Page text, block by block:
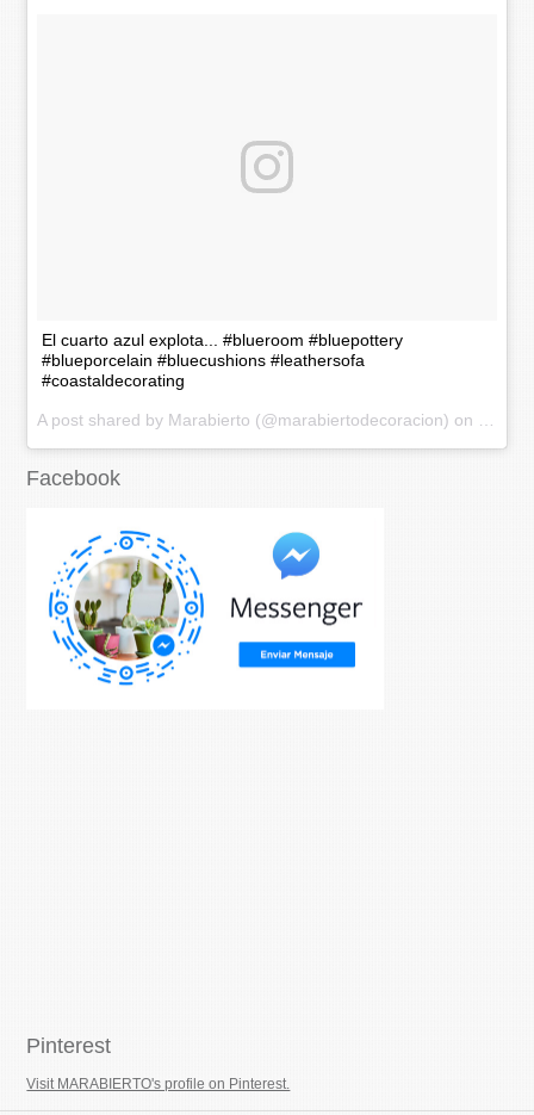
El cuarto azul explota... #blueroom #bluepottery
#blueporcelain #bluecushions #leathersofa
#coastaldecorating
Facebook
Pinterest
Visit MARABIERTO's profile on Pinterest.